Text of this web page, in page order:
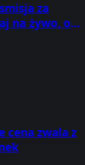
za
na żywo, o
cena zwala z